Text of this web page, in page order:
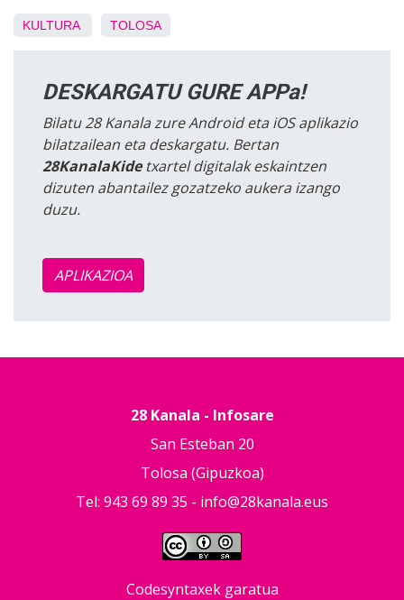
KULTURA TOLOSA
DESKARGATU GURE APPa!
Bilatu 28 Kanala zure Android eta iOS aplikazio
bilatzailean eta deskargatu. Bertan
28KanalaKidetxartel digitalak eskaintzen
dizuten abantailez gozatzeko aukera izango
duzu.
APLIKAZIOA
28 Kanala - Infosare
San Esteban 20
Tolosa (Gipuzkoa)
Tel: 943 69 89 35 - info@28kanala.eus
Codesyntaxek garatua